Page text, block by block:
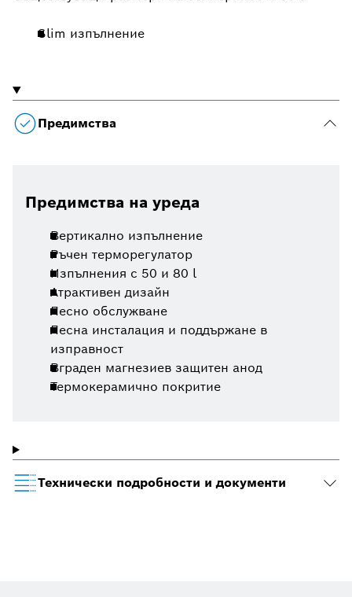
Slim изпълнение
Предимства
Предимства на уреда
Вертикално изпълнение
Ръчен терморегулатор
Изпълнения с 50 и 80 l
Атрактивен дизайн
Лесно обслужване
Лесна инсталация и поддържане в
изправност
Вграден магнезиев защитен анод
Термокерамично покритие
Технически подробности и документи